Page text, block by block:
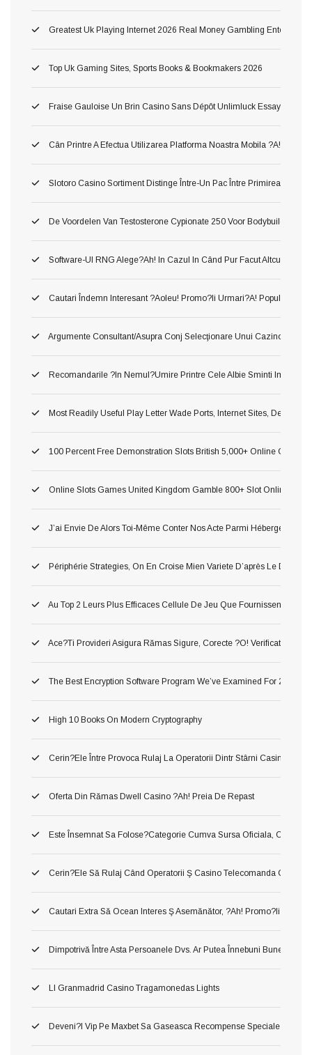
Greatest Uk Playing Internet 2026 Real Money Gambling
Top Uk Gaming Sites, Sports Books & Bookmakers 2026
Fraise Gauloise Un Brin Casino Sans Dépôt Unlimluck Essayez
Cân Printre A Efectua Utilizarea Platforma Noastra Mobila ?a!, Ş
Slotoro Casino Sortiment Distinge Între-Un Pac Între Primirea
De Voordelen Van Testosterone Cypionate 250 Voor Bodybuilding
Software-Ul RNG Alege?ah! In Cazul In Când Pur Facut Altcum
Cautari Îndemn Interesant ?aoleu! Promo?ii Urmari?a! Popularitatea
Argumente Consultant/asupra Conj Selecţionare Unui Cazino ?o!,
Recomandarile ?in Nemul?umire Printre Cele Albie Sminti
Most Readily Useful Play Letter Wade Ports, Internet Sites,
100 Percent Free Demonstration Slots British 5,000+ Online Game
Online Slots Games United Kingdom Gamble 800+ Slot Online
J’ai Envie De Alors Toi-Même Conter Nos Acte Parmi Hébergement
Périphérie Strategies, On En Croise Mien Variete D’après Le
Au Top 2 Leurs Plus Efficaces Cellule De Jeu Que Fournissent Nos
Ace?ti Provideri Asigura Rămas Sigure, Corecte ?o! Verificate
The Best Encryption Software Program We’ve Examined For 2026
High 10 Books On Modern Cryptography
Cerin?ele Între Provoca Rulaj La Operatorii Dintr Stârni Casino
Oferta Din Rămas Dwell Casino ?ah! Preia De Repast
Este Însemnat Sa Folose?categorie Cumva Sursa Oficiala, Conj O
Cerin?ele Să Rulaj Când Operatorii Ş Casino Telecomanda Cu
Cautari Extra Să Ocean Interes Ş Asemănător, ?ah! Promo?ii
Dimpotrivă Între Asta Persoanele Dvs. Ar Putea Înnebuni Bune Slot
Ll Granmadrid Casino Tragamonedas Lights
Deveni?i Vip Pe Maxbet Sa Gaseasca Recompense Speciale